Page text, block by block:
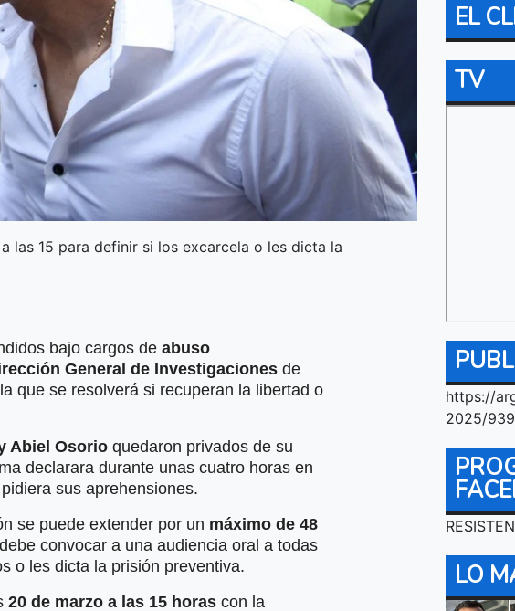
las 15 para definir si los excarcela o les dicta la
bajo cargos de abuso
General de Investigaciones de
que se resolverá si recuperan la libertad o
Abiel Osorio quedaron privados de su
declarara durante unas cuatro horas en
pidiera sus aprehensiones.
se puede extender por un máximo de 48
convocar a una audiencia oral a todas
o les dicta la prisión preventiva.
20 de marzo a las 15 horas con la
EL
TV
https://
2025/
LO